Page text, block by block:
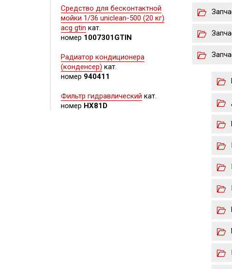
Средство для бесконтактной
мойки 1/36 uniclean-500 (20 кг)
acg gtin кат.
номер 1007301GTIN
Радиатор кондиционера
(конденсер) кат.
номер 940411
Фильтр гидравлический кат.
номер HX81D